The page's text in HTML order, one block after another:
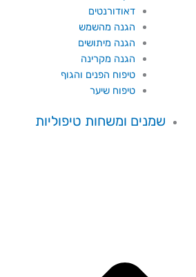
דאודורנטים
הגנה מהשמש
הגנה מיתושים
הגנה מקרינה
טיפוח הפנים והגוף
טיפוח שיער
שמנים ומשחות טיפוליות